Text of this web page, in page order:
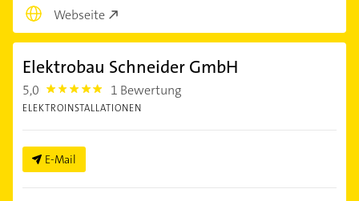
Webseite
Elektrobau Schneider GmbH
5,0 5.0 1 Bewertung
ELEKTROINSTALLATIONEN
E-Mail